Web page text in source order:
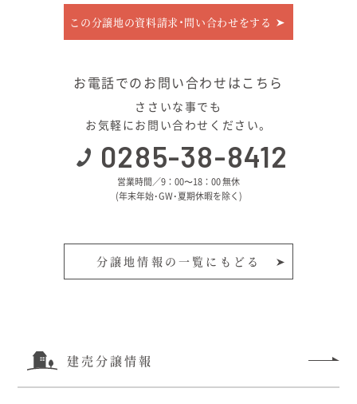
この分譲地の資料請求･問い合わせをする
お電話でのお問い合わせはこちら
ささいな事でも
お気軽にお問い合わせください。
0285-38-8412
営業時間／9：00〜18：00 無休
(年末年始･GW･夏期休暇を除く)
分譲地情報の一覧にもどる
建売分譲情報